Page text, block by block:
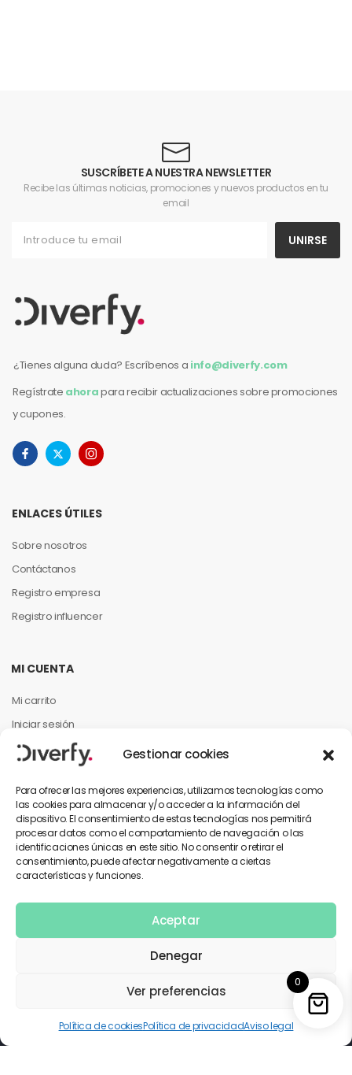
Gestionar cookies
Para ofrecer las mejores experiencias, utilizamos tecnologías como
las cookies para almacenar y/o acceder a la información del
dispositivo. El consentimiento de estas tecnologías nos permitirá
procesar datos como el comportamiento de navegación o las
identificaciones únicas en este sitio. No consentir o retirar el
consentimiento, puede afectar negativamente a ciertas
características y funciones.
Aceptar
Denegar
Ver preferencias
Política de cookiesPolítica de privacidadAviso legal
SUSCRÍBETE A NUESTRA NEWSLETTER
Recibe las últimas noticias, promociones y nuevos productos en tu
email
UNIRSE
¿Tienes alguna duda? Escríbenos a info@diverfy.com
Regístrate ahorapara recibir actualizaciones sobre promociones
y cupones.
ENLACES ÚTILES
Sobre nosotros
Contáctanos
Registro empresa
Registro influencer
MI CUENTA
Mi carrito
Iniciar sesión
Mi cuenta
INFORMACIÓN PARA EL CLIENTE
Contáctanos
Política de privacidad
Términos y condiciones
Copyright © 2026 Diverfy. Todos los derechos reservados.
0